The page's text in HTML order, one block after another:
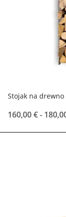
Stojak na
160,00 € -